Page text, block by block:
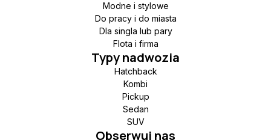
Modne i stylowe
Do pracy i do miasta
Dla singla lub pary
Flota i firma
Typy nadwozia
Hatchback
Kombi
Pickup
Sedan
SUV
Obserwuj nas